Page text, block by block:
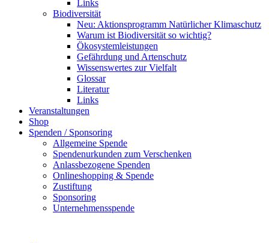
Links
Biodiversität
Neu: Aktionsprogramm Natürlicher Klimaschutz
Warum ist Biodiversität so wichtig?
Ökosystemleistungen
Gefährdung und Artenschutz
Wissenswertes zur Vielfalt
Glossar
Literatur
Links
Veranstaltungen
Shop
Spenden / Sponsoring
Allgemeine Spende
Spendenurkunden zum Verschenken
Anlassbezogene Spenden
Onlineshopping & Spende
Zustiftung
Sponsoring
Unternehmensspende